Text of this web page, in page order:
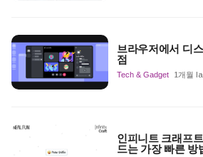
브라우저에서 디
점
Tech & Gadget 1개월
인피니트 크래프
드는 가장 빠른 방